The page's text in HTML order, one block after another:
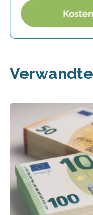
Verwandte